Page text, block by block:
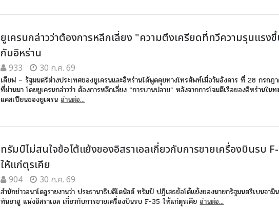
ยูเครนกล่าวว่าต้องการหลีกเลี่ยง "ความตึงเครียดที่ทวีความรุนแรง
กับอิหร่าน
933 30 ก.ค. 69
เคียฟ – รัฐมนตรีต่างประเทศของยูเครนและอิหร่านได้พูดคุยทางโทรศัพท์เมื่อวันอังคาร ที่ 28 กรกฎ
ที่ผ่านมา โดยยูเครนกล่าวว่า ต้องการหลีกเลี่ยง “การบานปลาย” หลังจากการโจมตีเรือของอิหร่านในท
แคสเปียนของยูเครน อ่านต่อ...
ทรัมป์ไม่สนใจข้อโต้แย้งของอิสราเอลเกี่ยวกับการขายเครื่องบินรบ
ให้แก่ตุรเคีย
904 30 ก.ค. 69
สำนักข่าวอนาโดลูรายงานว่า ประธานาธิบดีโดนัลด์ ทรัมป์ ปฏิเสธข้อโต้แย้งของนายกรัฐมนตรีเบนจามิ
ทันยาฮู แห่งอิสราเอล เกี่ยวกับการขายเครื่องบินรบ F-35 ให้แก่ตุรเคียอ่านต่อ...